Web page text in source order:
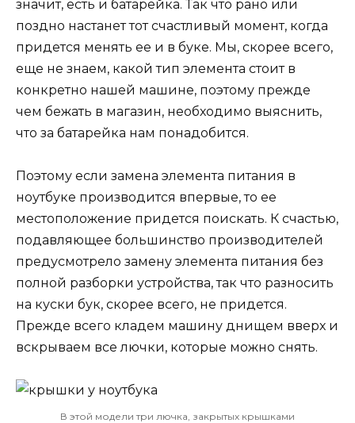
значит, есть и батарейка. Так что рано или
поздно настанет тот счастливый момент, когда
придется менять ее и в буке. Мы, скорее всего,
еще не знаем, какой тип элемента стоит в
конкретно нашей машине, поэтому прежде
чем бежать в магазин, необходимо выяснить,
что за батарейка нам понадобится.
Поэтому если замена элемента питания в
ноутбуке производится впервые, то ее
местоположение придется поискать. К счастью,
подавляющее большинство производителей
предусмотрело замену элемента питания без
полной разборки устройства, так что разносить
на куски бук, скорее всего, не придется.
Прежде всего кладем машину днищем вверх и
вскрываем все лючки, которые можно снять.
В этой модели три лючка, закрытых крышками